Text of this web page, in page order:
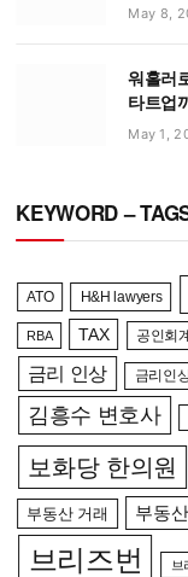
May 8,
워홀러
타트업
May 1,
KEYWORD –
ATO H&H lawyers
RBA TAX 공인회
금리 인상 금리인
김흥수 변호사
보화당 한의원
부동산 거래 부동
브리즈번 브